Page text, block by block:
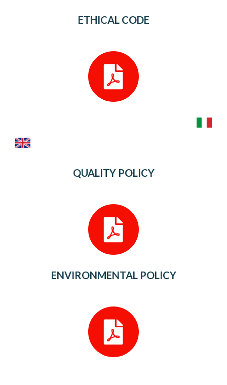
ETHICAL CODE
QUALITY POLICY
ENVIRONMENTAL POLICY